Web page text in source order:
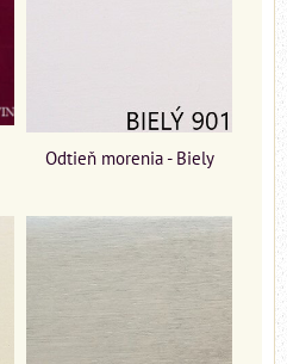
Odtieň morenia - Biely